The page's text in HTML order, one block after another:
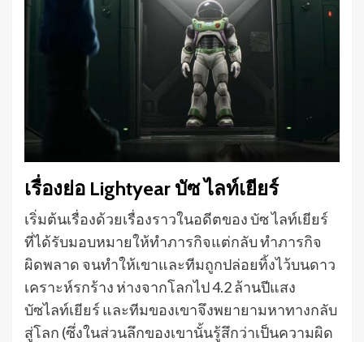
เรื่องย่อ Lightyear บัซ ไลท์เยียร์
เริ่มต้นเรื่องด้วยเรื่องราวในอดีตของ บัซ ไลท์เยียร์
ที่ได้รับมอบหมายให้ทำภารกิจแต่กลับ ทำภารกิจ
ผิดพลาด จนทำให้เขาและทีมถูกปล่อยทิ้งไว้บนดาว
เคราะห์รกร้าง ห่างจากโลกไป 4.2 ล้านปีแสง
บัซไลท์เยียร์ และทีมของเขาจึงพยายามหาทางกลับ
สู่โลก (ซึ่งในส่วนลึกของเขานั้นรู้สึกว่าเป็นความผิด